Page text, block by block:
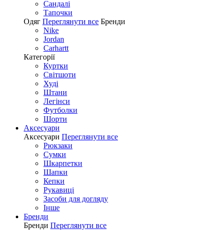
Сандалі
Tапочки
Одяг Переглянути все Бренди
Nike
Jordan
Carhartt
Категорії
Куртки
Світшоти
Худі
Штани
Легінси
Футболки
Шорти
Аксесуари
Аксесуари Переглянути все
Рюкзаки
Сумки
Шкарпетки
Шапки
Кепки
Рукавиці
Засоби для догляду
Інше
Бренди
Бренди Переглянути все